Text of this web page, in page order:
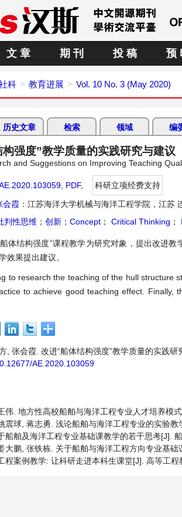
文 章 期 刊 投 稿 预
科 教育进展 Vol. 10 No. 3 (May 2020)
历史文章 检索 领域 编
强度”教学质量的实践研究与建议
and Suggestions on Improving Teaching
PDF,
科研立项经费支持
会霞 ：江苏海洋大学机械与海洋工程学院，江苏
判性思维 ； 创新 ； Concept ； Critical Thinking ；
船体结构强度”课程教学为研究对象，提出改进
效果提出建议。
to research the teaching of the hull structure
to achieve good teaching effect. Finally,
, 张会霞. 改进“船体结构强度”教学质量的实践
AE.2020.103059
伟. 地方性高校船舶与海洋工程专业人才培养模
震球, 蒋志勇. 浅论船舶与海洋工程专业的实验
船舶及海洋工程专业基础课教学的若干思考[J].
大鹏, 张铁栋. 关于船舶与海洋工程方向专业基
程案例教学: 让科研走进本科生课堂[J]. 高等工程